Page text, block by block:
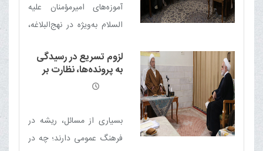
آموزه‌های امیرمؤمنان علیه
السلام به‌ویژه در نهج‌البلاغه،
است و صدا و سیما باید این
معارف را به‌صورت گسترده‌تر
منعکس کند.
لزوم تسریع در رسیدگی
به پرونده‌ها، نظارت بر
نظام وکالت و توجه به
بسیاری از مسائل، ریشه در
فرهنگ عمومی دارند؛ چه در